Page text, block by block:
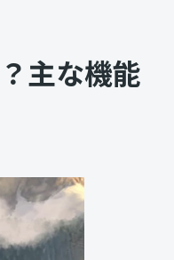
主な機能